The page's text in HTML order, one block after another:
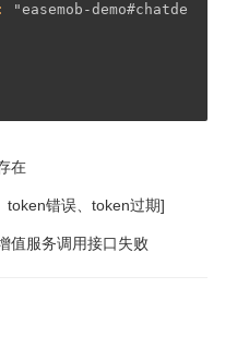
"easemob-demo#chatde
在
token错误、token过期]
值服务调用接口失败